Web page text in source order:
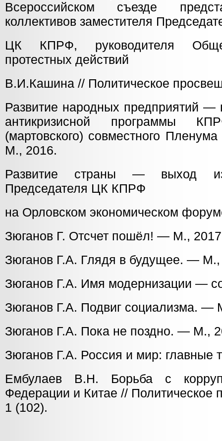
Всероссийском съезде
коллективов заместителя
ЦК КПРФ, руководителя
протестных действий
В.И.Кашина // Политическое
Развитие народных предприятий —
антикризисной программы
(мартовского) совместного
М., 2016.
Развитие страны — выход
Председателя ЦК КПРФ
на Орловском экономическом
Зюганов Г. Отсчет пошёл! — М.,
Зюганов Г.А. Глядя в будущее. — М.,
Зюганов Г.А. Имя модернизации —
Зюганов Г.А. Подвиг социализма. —
Зюганов Г.А. Пока не поздно. — М.,
Зюганов Г.А. Россия и мир:
Ембулаев В.Н. Борьба с
Федерации и Китае //
1 (102).